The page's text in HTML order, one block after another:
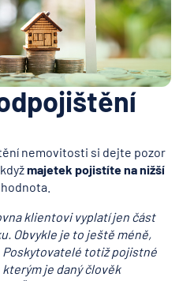
nemovitosti si dejte pozor
majetek pojistíte na nižší
klientovi vyplatí jen část
Obvykle je to ještě méně,
Poskytovatelé totiž pojistné
je daný člověk